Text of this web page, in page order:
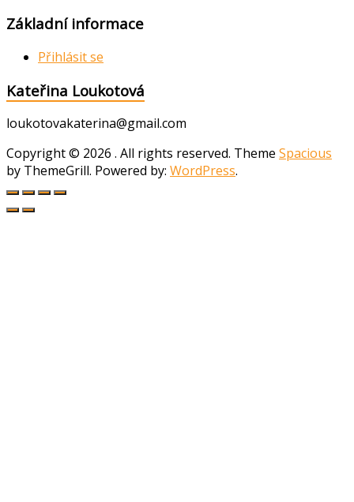
Základní informace
Přihlásit se
Kateřina Loukotová
loukotovakaterina@gmail.com
Copyright © 2026 . All rights reserved. Theme Spacious
by ThemeGrill. Powered by: WordPress.